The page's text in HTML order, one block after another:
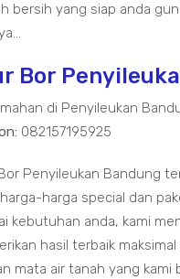
bersih yang siap anda
Bor
di Penyileukan
082157195925
Penyileukan Bandung
harga special dan
kebutuhan anda, kami
hasil terbaik
mata air tanah yang kami